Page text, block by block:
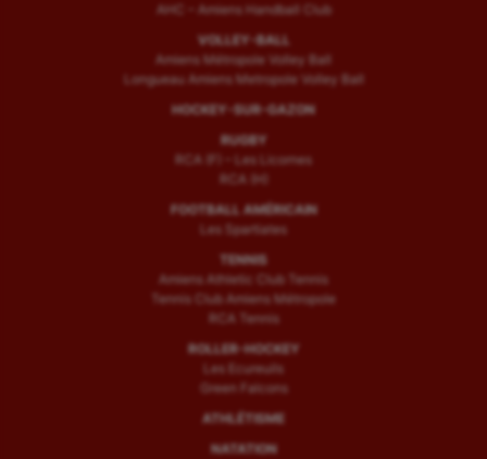
AHC – Amiens Handball Club
VOLLEY-BALL
Amiens Métropole Volley Ball
Longueau Amiens Metropole Volley Ball
HOCKEY-SUR-GAZON
RUGBY
RCA (F) – Les Licornes
RCA (H)
FOOTBALL AMÉRICAIN
Les Spartiates
TENNIS
Amiens Athletic Club Tennis
Tennis Club Amiens Métropole
RCA Tennis
ROLLER-HOCKEY
Les Ecureuils
Green Falcons
ATHLÉTISME
NATATION